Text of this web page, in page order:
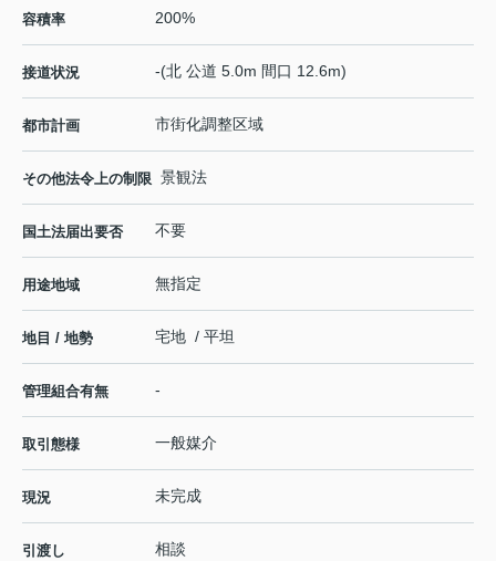
容積率 200%
接道状況 -(北 公道 5.0m 間口 12.6m)
都市計画 市街化調整区域
その他法令上の制限 景観法
国土法届出要否 不要
用途地域 無指定
地目 / 地勢 宅地 / 平坦
管理組合有無 -
取引態様 一般媒介
現況 未完成
引渡し 相談